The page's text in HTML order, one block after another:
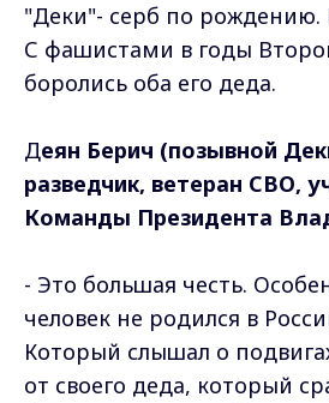
"Деки"- серб по рождению.
С фашистами в годы
боролись оба его деда.
Деян Берич (позывной
разведчик, ветеран СВО,
Команды Президента
- Это большая честь.
человек не родился в
Который слышал о
от своего деда, который